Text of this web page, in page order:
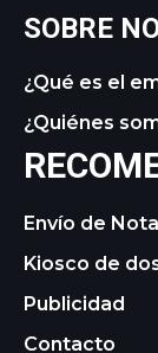
SOBRE
¿Qué es el
¿Quiénes
Envío de
Kiosco de
Publicidad
Contacto